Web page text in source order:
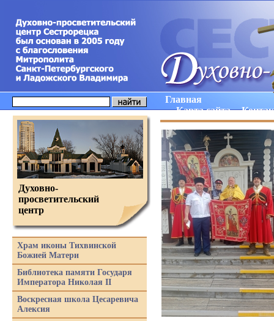
Главная
Карта сайта
Духовно-
просветительский
центр
Храм иконы Тихвинской
Божией Матери
Библиотека памяти Государя
Императора Николая II
Воскресная школа Цесаревича
Алексия